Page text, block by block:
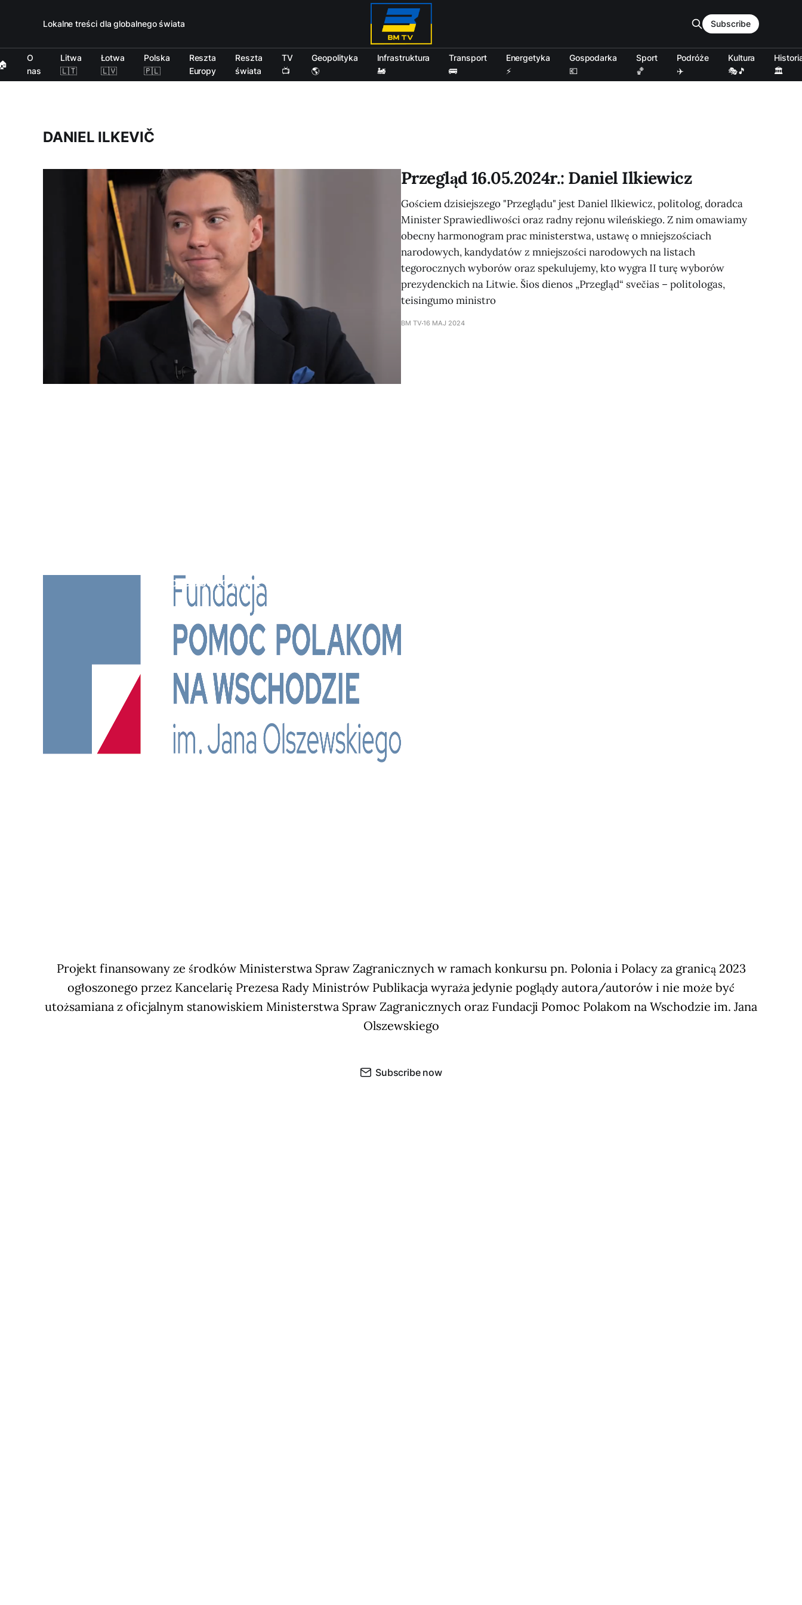
Lokalne treści dla globalnego świata
O
nas
Litwa
🇱🇹
Łotwa
🇱🇻
Polska
🇵🇱
Reszta
Europy
Reszta
świata
TV
📺
Geopolityka
🌎
Infrastruktura
🚂
Transport
🚌
Energetyka
⚡
Gospodarka
💶
Sport
🏀
Podróże
✈️
Kultura
🎭🎵
🏛️
Subscribe
DANIEL ILKEVIČ
Przegląd 16.05.2024r.: Daniel Ilkiewicz
Gościem dzisiejszego "Przeglądu" jest Daniel Ilkiewicz, politolog, doradca
Minister Sprawiedliwości oraz radny rejonu wileńskiego. Z nim omawiamy
obecny harmonogram prac ministerstwa, ustawę o mniejszościach
narodowych, kandydatów z mniejszości narodowych na listach
tegorocznych wyborów oraz spekulujemy, kto wygra II turę wyborów
prezydenckich na Litwie. Šios dienos „Przegląd“ svečias – politologas,
teisingumo ministro
BM TV16 MAJ 2024
Subscribe to BM TV - Bridge Media TV - Wielokulturowy kanał telewizyjny na Litwie
Projekt finansowany ze środków Ministerstwa Spraw Zagranicznych w ramach konkursu pn. Polonia i Polacy za granicą 2023
ogłoszonego przez Kancelarię Prezesa Rady Ministrów Publikacja wyraża jedynie poglądy autora/autorów i nie może być
utożsamiana z oficjalnym stanowiskiem Ministerstwa Spraw Zagranicznych oraz Fundacji Pomoc Polakom na Wschodzie im. Jana
Olszewskiego
Subscribe now